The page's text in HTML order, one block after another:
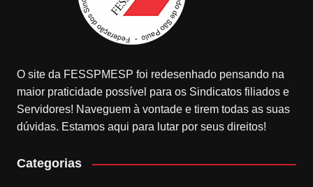
O site da FESSPMESP foi redesenhado pensando na
maior praticidade possível para os Sindicatos filiados e
Servidores! Naveguem à vontade e tirem todas as suas
dúvidas. Estamos aqui para lutar por seus direitos!
Categorias